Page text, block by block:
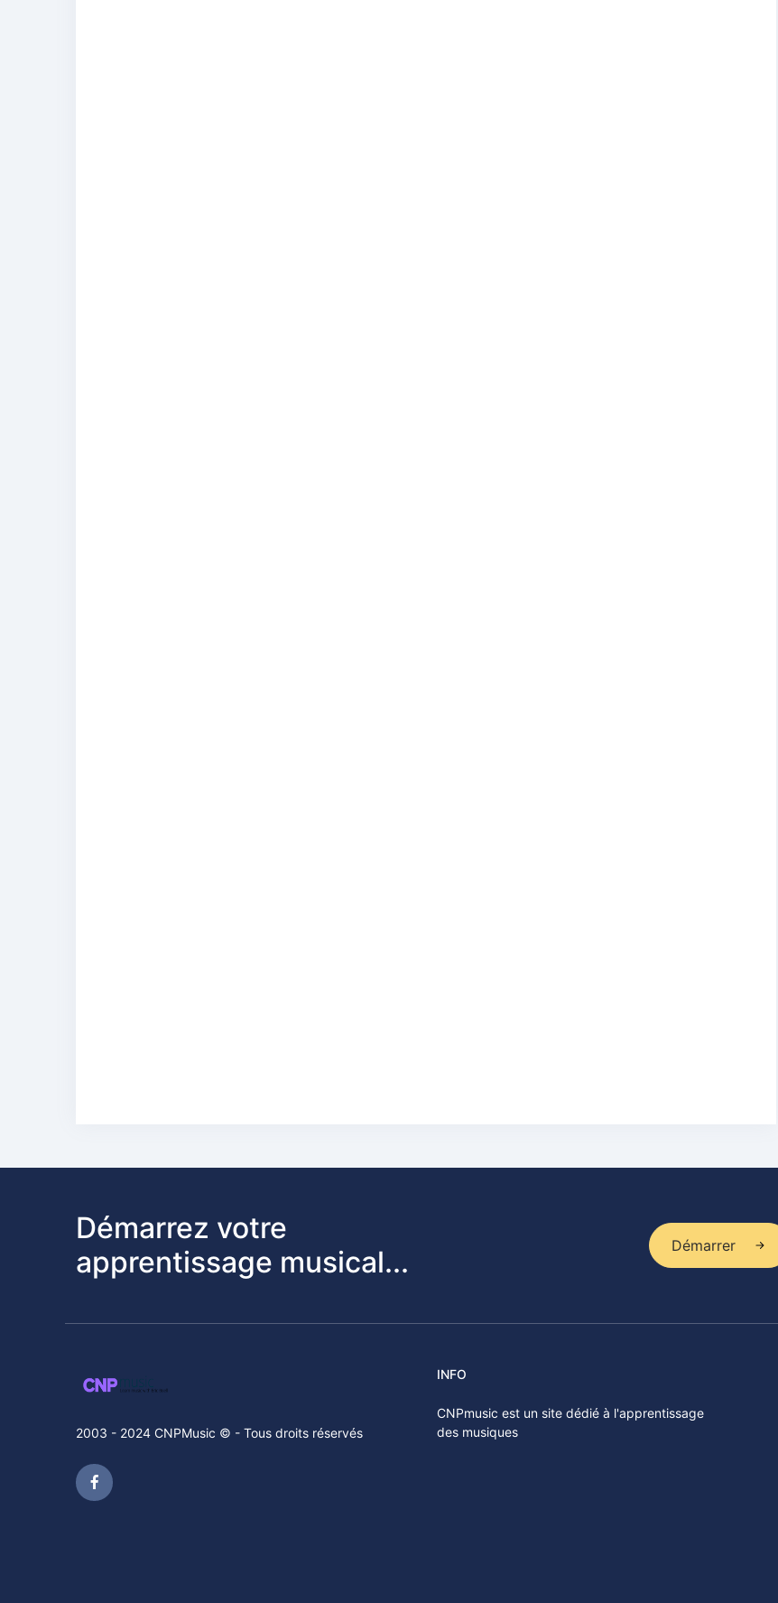
Démarrez votre
apprentissage musical...
Démarrer
2003 - 2024 CNPMusic © - Tous droits réservés
INFO
CNPmusic est un site dédié à l'apprentissage
des musiques